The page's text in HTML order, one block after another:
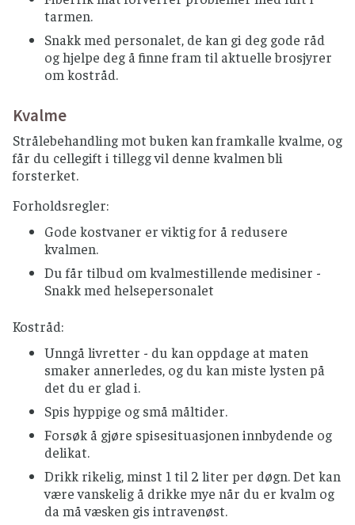
tarmen.
Snakk med personalet, de kan gi deg gode råd
og hjelpe deg å finne fram til aktuelle brosjyrer
om kostråd.
Kvalme
Strålebehandling mot buken kan framkalle kvalme, og
får du cellegift i tillegg vil denne kvalmen bli
forsterket.
Forholdsregler:
Gode kostvaner er viktig for å redusere
kvalmen.
Du får tilbud om kvalmestillende medisiner -
Snakk med helsepersonalet
Kostråd:
Unngå livretter - du kan oppdage at maten
smaker annerledes, og du kan miste lysten på
det du er glad i.
Spis hyppige og små måltider.
Forsøk å gjøre spisesituasjonen innbydende og
delikat.
Drikk rikelig, minst 1 til 2 liter per døgn. Det kan
være vanskelig å drikke mye når du er kvalm og
da må væsken gis intravenøst.